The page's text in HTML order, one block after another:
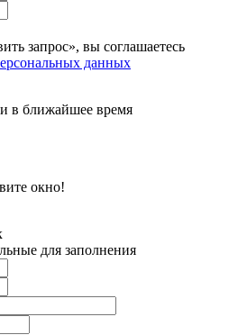
запрос», вы соглашаетесь
данных
в ближайшее время
окно!
для заполнения